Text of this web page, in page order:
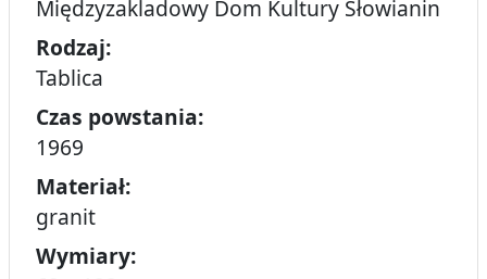
Międzyzakladowy Dom Kultury Słowianin
Rodzaj:
Tablica
Czas powstania:
1969
Materiał:
granit
Wymiary: